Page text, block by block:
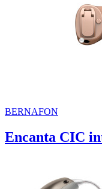
BERNAFON
Encanta CIC